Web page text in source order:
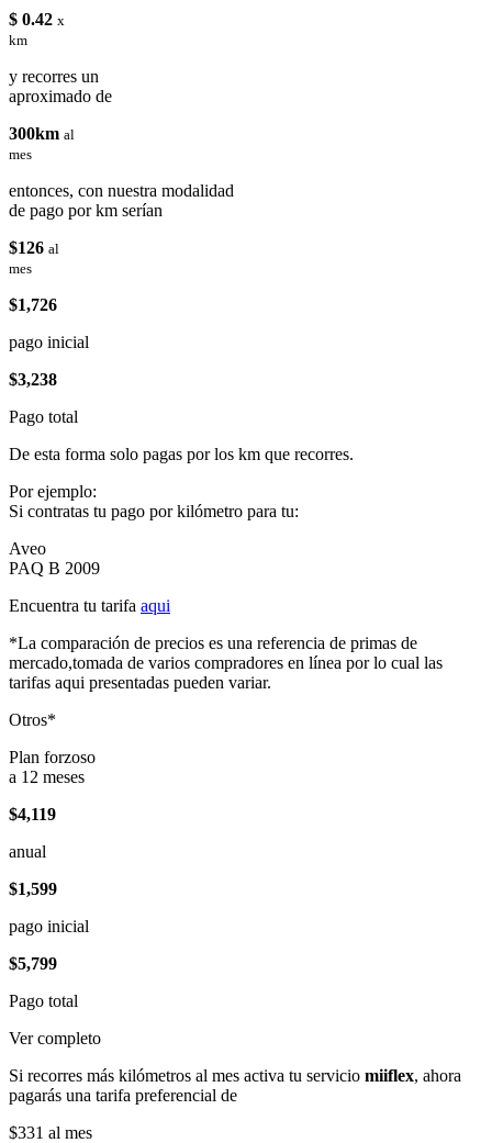
$ 0.42 x
km
y recorres un
aproximado de
300km al
mes
entonces, con nuestra modalidad
de pago por km serían
$126 al
mes
$1,726
pago inicial
$3,238
Pago total
De esta forma solo pagas por los km que recorres.
Por ejemplo:
Si contratas tu pago por kilómetro para tu:
Aveo
PAQ B 2009
Encuentra tu tarifa aqui
*La comparación de precios es una referencia de primas de
mercado,tomada de varios compradores en línea por lo cual las
tarifas aqui presentadas pueden variar.
Otros*
Plan forzoso
a 12 meses
$4,119
anual
$1,599
pago inicial
$5,799
Pago total
Ver completo
Si recorres más kilómetros al mes activa tu servicio miiflex, ahora
pagarás una tarifa preferencial de
$331 al mes